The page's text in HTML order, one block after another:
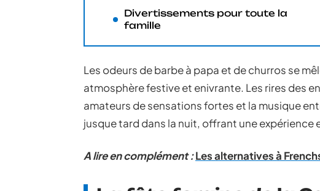
Divertissements pour toute la
famille
Les odeurs de barbe à papa et de churros se
atmosphère festive et enivrante. Les rires des
amateurs de sensations fortes et la musique
jusque tard dans la nuit, offrant une expérience
A lire en complément :Les alternatives à